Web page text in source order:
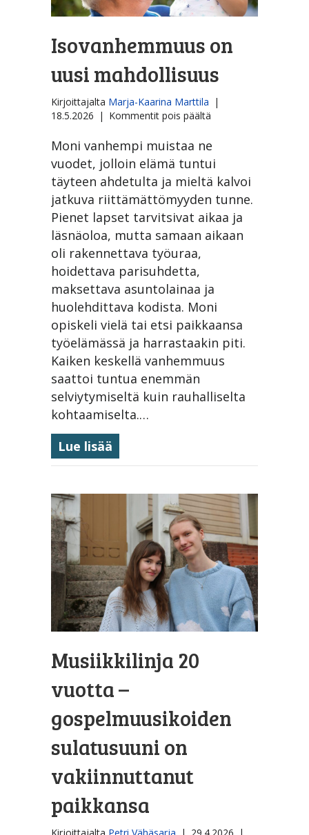
Isovanhemmuus on
uusi mahdollisuus
Kirjoittajalta Marja-Kaarina Marttila |
18.5.2026 | Kommentit pois päältä
on
mahdollisuus
Moni vanhempi muistaa ne
vuodet, jolloin elämä tuntui
täyteen ahdetulta ja mieltä kalvoi
jatkuva riittämättömyyden tunne.
Pienet lapset tarvitsivat aikaa ja
läsnäoloa, mutta samaan aikaan
oli rakennettava työuraa,
hoidettava parisuhdetta,
maksettava asuntolainaa ja
huolehdittava kodista. Moni
opiskeli vielä tai etsi paikkaansa
työelämässä ja harrastaakin piti.
Kaiken keskellä vanhemmuus
saattoi tuntua enemmän
selviytymiseltä kuin rauhalliselta
kohtaamiselta.…
Lue lisää
Musiikkilinja 20
vuotta –
gospelmuusikoiden
sulatusuuni on
vakiinnuttanut
paikkansa
Kirjoittajalta Petri Vähäsarja | 29.4.2026 |